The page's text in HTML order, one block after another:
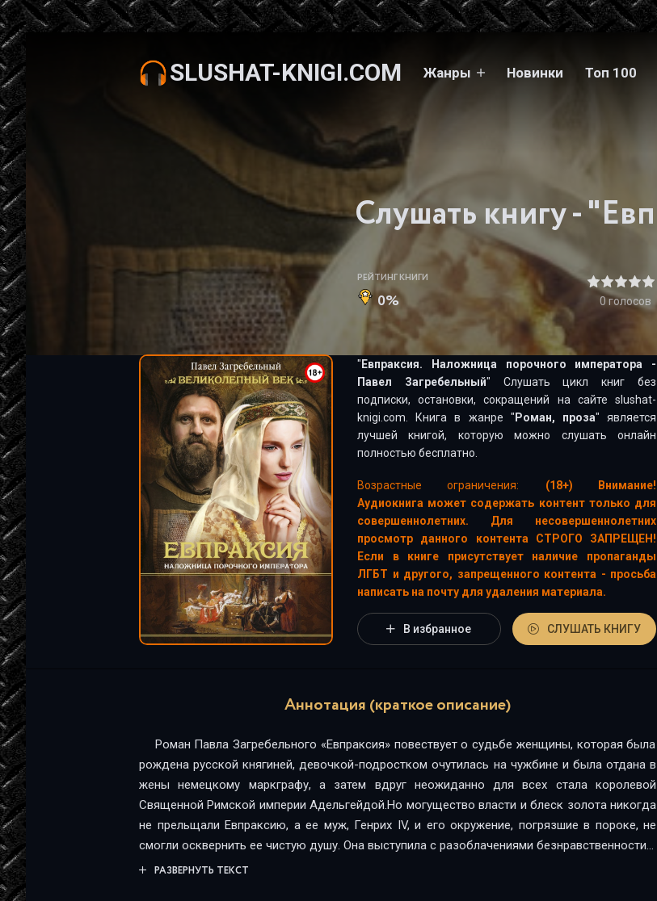
SLUSHAT-KNIGI.COM Жанры Новинки Топ 100
РЕЙТИНГ КНИГИ
0% 0 голосов
" Евпраксия. Наложница порочного императора -
Павел Загребельный" Слушать цикл книг без
подписки, остановки, сокращений на сайте slushat-
knigi.com. Книга в жанре " Роман, проза" является
лучшей книгой, которую можно слушать онлайн
полностью бесплатно.
Возрастные ограничения:
(18+) Внимание!
Аудиокнига может содержать контент только для
совершеннолетних. Для несовершеннолетних
просмотр данного контента СТРОГО ЗАПРЕЩЕН!
Если в книге присутствует наличие пропаганды
ЛГБТ и другого, запрещенного контента - просьба
написать на почту для удаления материала.
В избранное СЛУШАТЬ КНИГУ
Аннотация (краткое описание)
Роман Павла Загребельного «Евпраксия» повествует о судьбе женщины, которая была
рождена русской княгиней, девочкой-подростком очутилась на чужбине и была отдана в
жены немецкому маркграфу, а затем вдруг неожиданно для всех стала королевой
Священной Римской империи Адельгейдой.Но могущество власти и блеск золота никогда
не прельщали Евпраксию, а ее муж, Генрих IV, и его окружение, погрязшие в пороке, не
смогли осквернить ее чистую душу. Она выступила с разоблачениями безнравственности и
развратности своего мужа и до конца оставалась честной со всеми, хотя и честность, и
РАЗВЕРНУТЬ ТЕКСТ